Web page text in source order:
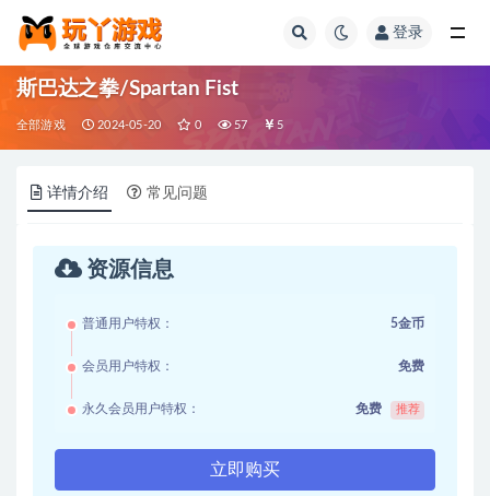
登录
斯巴达之拳/Spartan Fist
全部游戏 2024-05-20 0 57 5
详情介绍 常见问题
资源信息
普通用户特权： 5金币
会员用户特权： 免费
永久会员用户特权： 免费 推荐
立即购买